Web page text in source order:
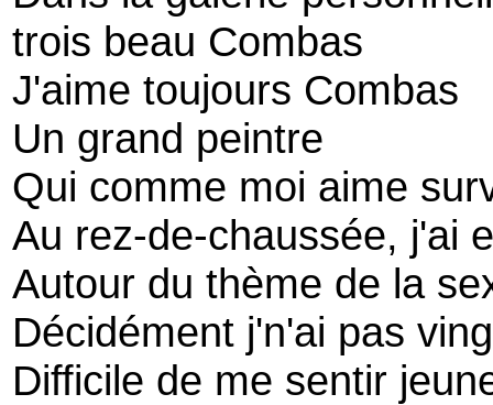
trois beau Combas
J'aime toujours Combas
Un grand peintre
Qui comme moi aime
Au rez-de-chaussée, j'ai
Autour du thème de la
Décidément j'n'ai pas
Difficile de me sentir